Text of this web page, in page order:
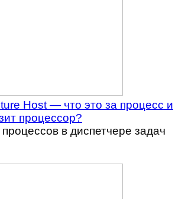
Host — что это за процесс и
процессор?
в диспетчере задач